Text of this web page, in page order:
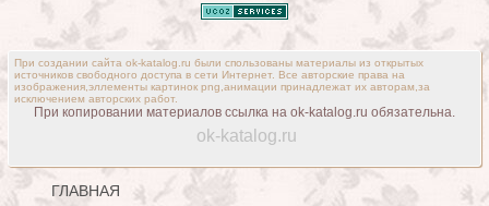
При создании сайта ok-katalog.ru были спользованы материалы из открытых
источников свободного доступа в сети Интернет. Все авторские права на
изображения,эллементы картинок png,анимации принадлежат их авторам,за
исключением авторских работ.
При копировании материалов ссылка на ok-katalog.ru обязательна.
ok-katalog.ru
ГЛАВНАЯ